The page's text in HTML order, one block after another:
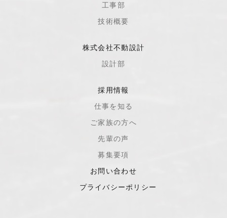
工事部
技術概要
株式会社不動設計
設計部
採用情報
仕事を知る
ご家族の方へ
先輩の声
募集要項
お問い合わせ
プライバシーポリシー